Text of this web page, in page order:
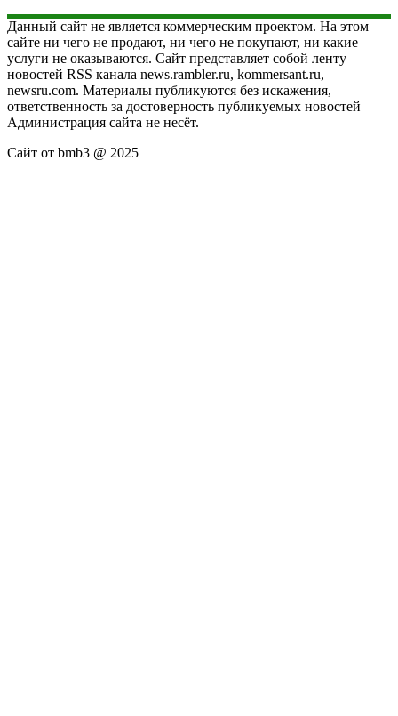
Данный сайт не является коммерческим проектом. На этом
сайте ни чего не продают, ни чего не покупают, ни какие
услуги не оказываются. Сайт представляет собой ленту
новостей RSS канала news.rambler.ru, kommersant.ru,
newsru.com. Материалы публикуются без искажения,
ответственность за достоверность публикуемых новостей
Администрация сайта не несёт.
Сайт от bmb3 @ 2025